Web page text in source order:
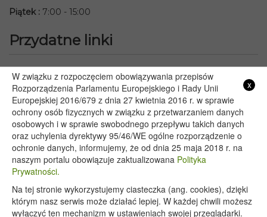
Piątek: 7:00 - 15:00
Przydatne linki
Starostwo Powiatowe we Włodawie
Lubelski Urząd Wojewódzki w Lublinie
Urząd Marszałkowski Województwa Lubelskiego w Lublinie
Serwis Rzeczypospolitej Polskiej
PGE – Planowane wyłączenia prądu
Poczta E-mail
Copyright 2020@ - Urząd Gminy Wyryki
x
W związku z rozpoczęciem obowiązywania przepisów
Rozporządzenia Parlamentu Europejskiego i Rady Unii
Europejskiej 2016/679 z dnia 27 kwietnia 2016 r. w sprawie
ochrony osób fizycznych w związku z przetwarzaniem danych
osobowych i w sprawie swobodnego przepływu takich danych
oraz uchylenia dyrektywy 95/46/WE ogólne rozporządzenie o
ochronie danych, informujemy, że od dnia 25 maja 2018 r. na
naszym portalu obowiązuje zaktualizowana Polityka
Prywatności.
Na tej stronie wykorzystujemy ciasteczka (ang. cookies), dzięki
którym nasz serwis może działać lepiej. W każdej chwili możesz
wyłączyć ten mechanizm w ustawieniach swojej przeglądarki.